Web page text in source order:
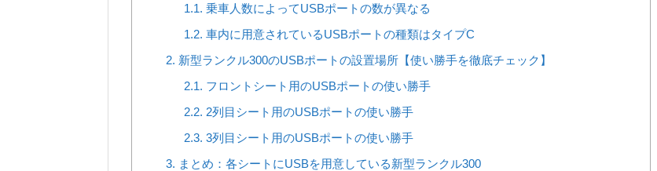
1.1. 乗車人数によってUSBポートの数が異なる
1.2. 車内に用意されているUSBポートの種類はタイプC
2. 新型ランクル300のUSBポートの設置場所【使い勝手を徹底チェック】
2.1. フロントシート用のUSBポートの使い勝手
2.2. 2列目シート用のUSBポートの使い勝手
2.3. 3列目シート用のUSBポートの使い勝手
3. まとめ：各シートにUSBを用意している新型ランクル300